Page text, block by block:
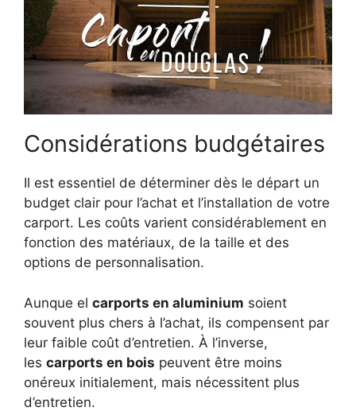
Considérations budgétaires
Il est essentiel de déterminer dès le départ un
budget clair pour l’achat et l’installation de votre
carport. Les coûts varient considérablement en
fonction des matériaux, de la taille et des
options de personnalisation.
Aunque el carports en aluminium soient
souvent plus chers à l’achat, ils compensent par
leur faible coût d’entretien. À l’inverse,
les carports en bois peuvent être moins
onéreux initialement, mais nécessitent plus
d’entretien.